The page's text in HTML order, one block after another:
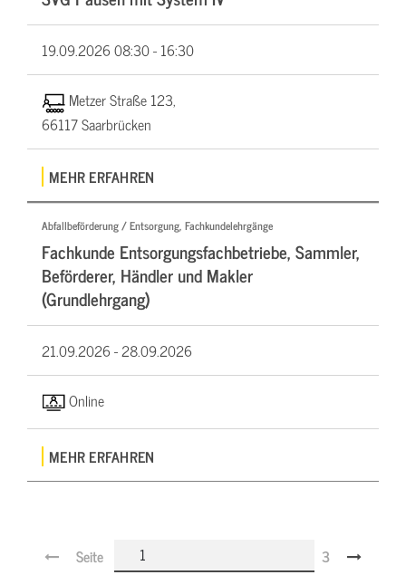
19.09.202608:30 - 16:30
Metzer Straße 123,
66117 Saarbrücken
MEHR ERFAHREN
Abfallbeförderung / Entsorgung, Fachkundelehrgänge
Fachkunde Entsorgungsfachbetriebe, Sammler,
Beförderer, Händler und Makler
(Grundlehrgang)
21.09.2026 -28.09.2026
Online
MEHR ERFAHREN
Seite 3